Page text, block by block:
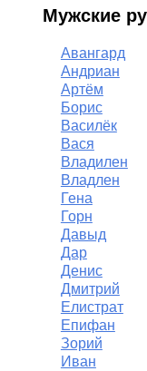
Мужские
Авангард
Андриан
Артём
Борис
Василёк
Вася
Владилен
Владлен
Гена
Горн
Давыд
Дар
Денис
Дмитрий
Елистрат
Епифан
Зорий
Иван